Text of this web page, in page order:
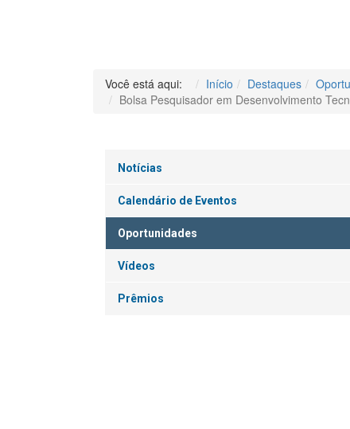
Você está aqui: Início Destaques
Bolsa Pesquisador em Desenvolvimento
Notícias
Calendário de Eventos
Oportunidades
Vídeos
Prêmios